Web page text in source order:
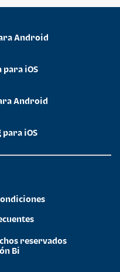
Android
para iOS
Android
para iOS
reservados
Bi